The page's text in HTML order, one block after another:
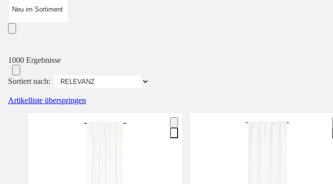
Neu im Sortiment
1000 Ergebnisse
Sortiert nach:
Artikelliste überspringen